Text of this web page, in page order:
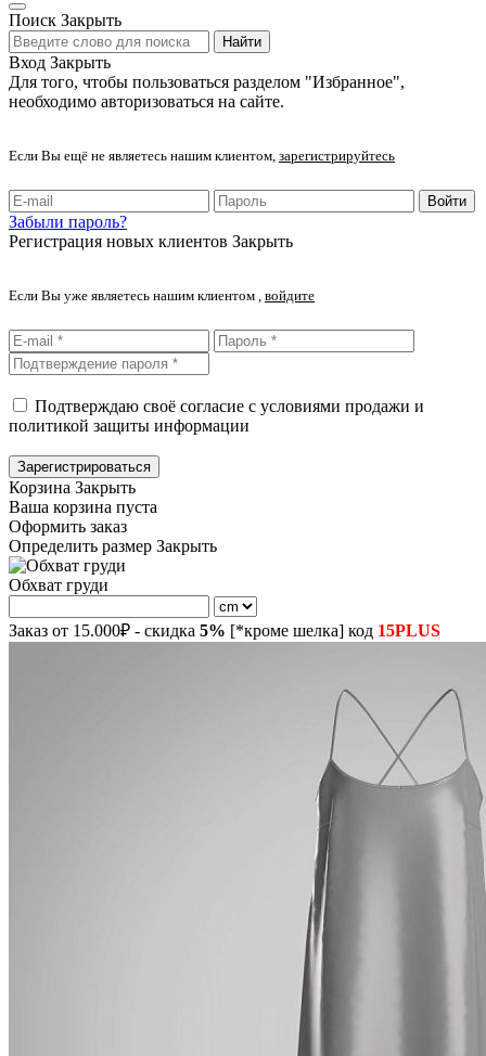
Поиск Закрыть
Найти
Вход Закрыть
Для того, чтобы пользоваться разделом "Избранное",
необходимо авторизоваться на сайте.
Если Вы ещё не являетесь нашим клиентом, зарегистрируйтесь
Войти
Забыли пароль?
Регистрация новых клиентов Закрыть
Если Вы уже являетесь нашим клиентом , войдите
Подтверждаю своё согласие с условиями продажи и
политикой защиты информации
Зарегистрироваться
Корзина Закрыть
Ваша корзина пуста
Оформить заказ
Определить размер Закрыть
Обхват груди
Заказ от 15.000₽ - скидка 5% [*кроме шелка] код 15PLUS